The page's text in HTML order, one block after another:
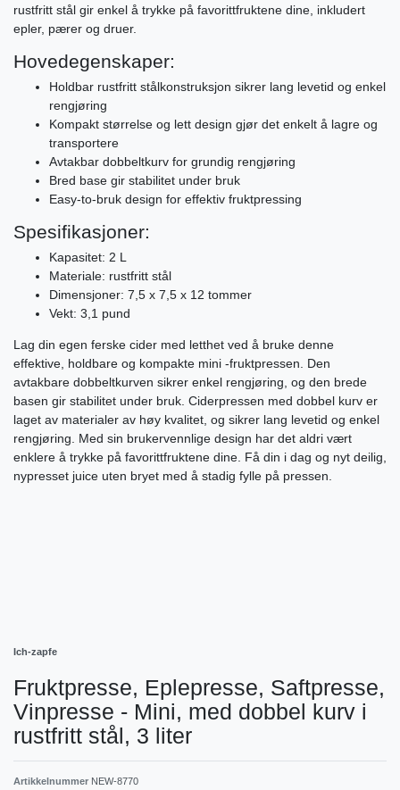
rustfritt stål gir enkel å trykke på favorittfruktene dine, inkludert
epler, pærer og druer.
Hovedegenskaper:
Holdbar rustfritt stålkonstruksjon sikrer lang levetid og enkel
rengjøring
Kompakt størrelse og lett design gjør det enkelt å lagre og
transportere
Avtakbar dobbeltkurv for grundig rengjøring
Bred base gir stabilitet under bruk
Easy-to-bruk design for effektiv fruktpressing
Spesifikasjoner:
Kapasitet: 2 L
Materiale: rustfritt stål
Dimensjoner: 7,5 x 7,5 x 12 tommer
Vekt: 3,1 pund
Lag din egen ferske cider med letthet ved å bruke denne
effektive, holdbare og kompakte mini -fruktpressen. Den
avtakbare dobbeltkurven sikrer enkel rengjøring, og den brede
basen gir stabilitet under bruk. Ciderpressen med dobbel kurv er
laget av materialer av høy kvalitet, og sikrer lang levetid og enkel
rengjøring. Med sin brukervennlige design har det aldri vært
enklere å trykke på favorittfruktene dine. Få din i dag og nyt deilig,
nypresset juice uten bryet med å stadig fylle på pressen.
Ich-zapfe
Fruktpresse, Eplepresse, Saftpresse,
Vinpresse - Mini, med dobbel kurv i
rustfritt stål, 3 liter
Artikkelnummer NEW-8770